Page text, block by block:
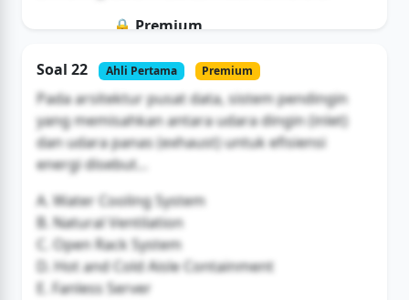
🔒 Premium
Buka Akses
Soal 22 Ahli Pertama Premium
Pada arsitektur pusat data, sistem pendingin
yang memisahkan antara udara dingin (inlet)
dan udara panas (exhaust) untuk efisiensi
energi disebut...
A. Water Cooling System
B. Natural Ventilation
C. Open Rack System
D. Hot and Cold Aisle Containment
E. Fanless Server